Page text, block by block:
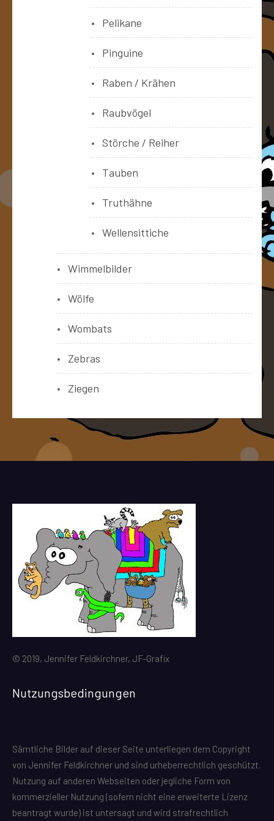
Pelikane
Pinguine
Raben / Krähen
Raubvögel
Störche / Reiher
Tauben
Truthähne
Wellensittiche
Wimmelbilder
Wölfe
Wombats
Zebras
Ziegen
© 2019, Jennifer Feldkirchner, JF-Grafix
Nutzungsbedingungen
Sämtliche Bilder auf dieser Seite unterliegen dem Copyright
von Jennifer Feldkirchner und sind urheberrechtlich geschützt.
Nutzung auf anderen Webseiten oder jegliche Form von
kommerzieller Nutzung (sofern nicht eine erweiterte Lizenz
beantragt wurde) ist untersagt und wird strafrechtlich